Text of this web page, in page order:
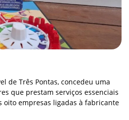
de Três Pontas, concedeu uma
que prestam serviços essenciais
empresas ligadas à fabricante